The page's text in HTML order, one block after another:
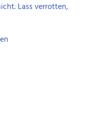
Lass verrotten,